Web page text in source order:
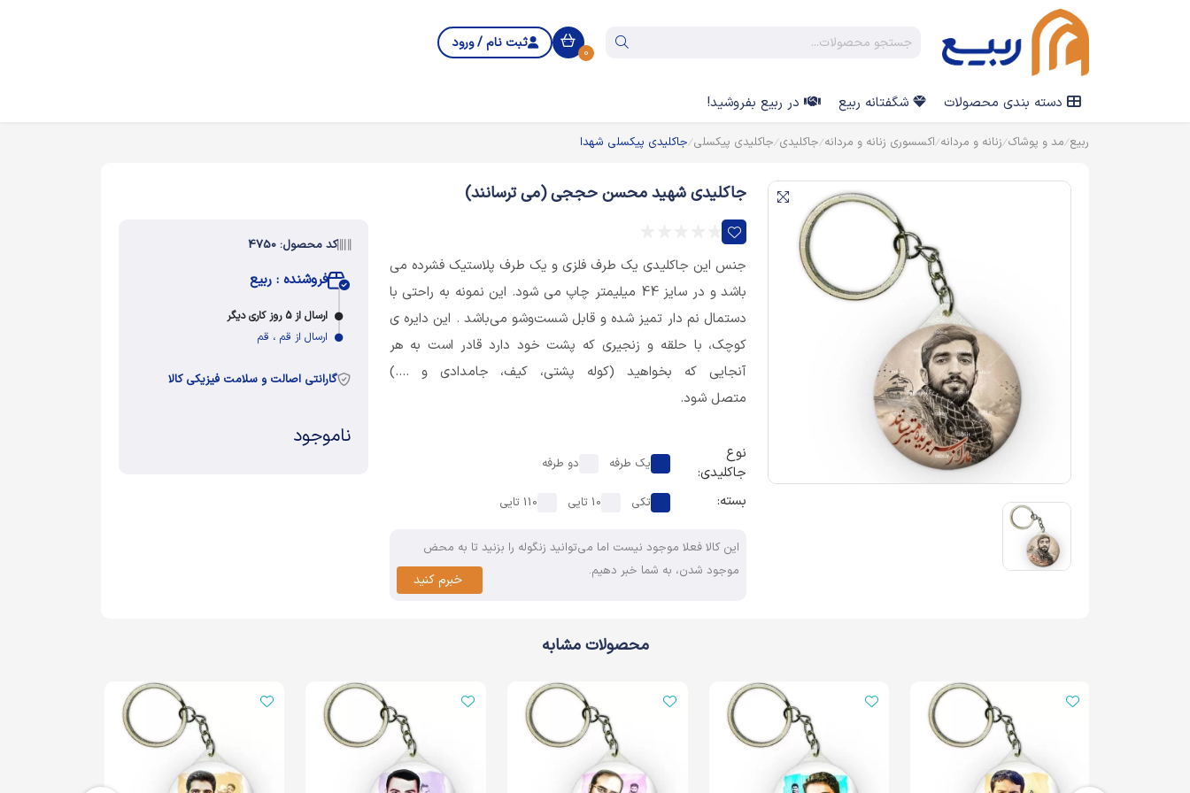
0
ثبت نام / ورود
دسته بندی محصولات شگفتانه ربیع در ربیع بفروشید!
ربیع مد و پوشاک زنانه و مردانه اکسسوری زنانه و مردانه جاکلیدی جاکلیدی پیکسلی جاکلیدی پیکسلی شهدا
جاکلیدی شهید محسن حججی (می ترسانند)
جنس این جاکلیدی یک طرف فلزی و یک طرف پلاستیک فشرده می
باشد و در سایز 44 میلیمتر چاپ می شود. این نمونه به راحتی با
دستمال نم دار تمیز شده و قابل شست‌وشو می‌باشد . این دایره ی
کوچک، با حلقه و زنجیری که پشت خود دارد قادر است به هر
آنجایی که بخواهید (کوله پشتی، کیف، جامدادی و ....)
متصل شود.
نوع
جاکلیدی:
یک طرفه دو طرفه
بسته: تکی 10 تایی 110 تایی
این کالا فعلا موجود نیست اما می‌توانید زنگوله را بزنید تا به محض
موجود شدن، به شما خبر دهیم.
خبرم کنید
کد محصول: 4750
فروشنده : ربیع
ارسال از 5 روز کاری دیگر
ارسال از قم ، قم
گارانتی اصالت و سلامت فیزیکی کالا
ناموجود
محصولات مشابه